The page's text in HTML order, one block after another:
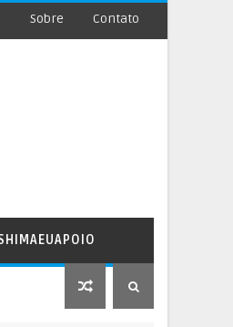
Sobre Contato